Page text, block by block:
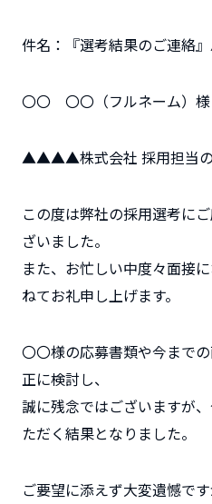
件名：『選考結果のご連
〇〇 〇〇（フルネーム）様
▲▲▲▲株式会社 採用担当
この度は弊社の採用選考に
ざいました。
また、お忙しい中度々面接
ねてお礼申し上げます。
〇〇様の応募書類や今まで
正に検討し、
誠に残念ではございますが
ただく結果となりました。
ご要望に添えず大変遺憾で